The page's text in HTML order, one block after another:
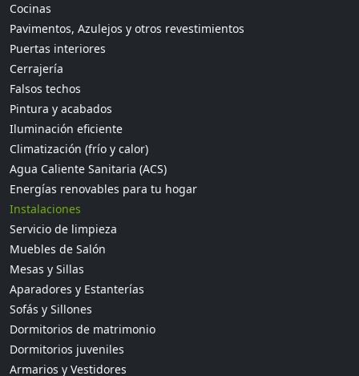
Cocinas
Pavimentos, Azulejos y otros revestimientos
Puertas interiores
Cerrajería
Falsos techos
Pintura y acabados
Iluminación eficiente
Climatización (frío y calor)
Agua Caliente Sanitaria (ACS)
Energías renovables para tu hogar
Instalaciones
Servicio de limpieza
Muebles de Salón
Mesas y Sillas
Aparadores y Estanterías
Sofás y Sillones
Dormitorios de matrimonio
Dormitorios juveniles
Armarios y Vestidores